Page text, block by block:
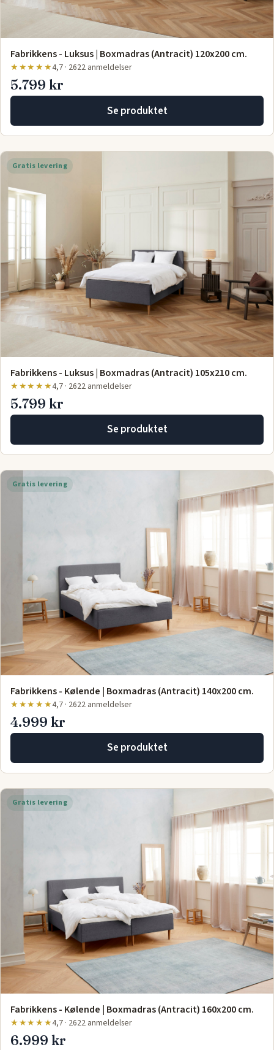
Fabrikkens - Luksus | Boxmadras (Antracit) 120x200 cm.
★★★★★4,7 · 2622 anmeldelser
5.799 kr
Se produktet
Gratis levering
Fabrikkens - Luksus | Boxmadras (Antracit) 105x210 cm.
★★★★★4,7 · 2622 anmeldelser
5.799 kr
Se produktet
Gratis levering
Fabrikkens - Kølende | Boxmadras (Antracit) 140x200 cm.
★★★★★4,7 · 2622 anmeldelser
4.999 kr
Se produktet
Gratis levering
Fabrikkens - Kølende | Boxmadras (Antracit) 160x200 cm.
★★★★★4,7 · 2622 anmeldelser
6.999 kr